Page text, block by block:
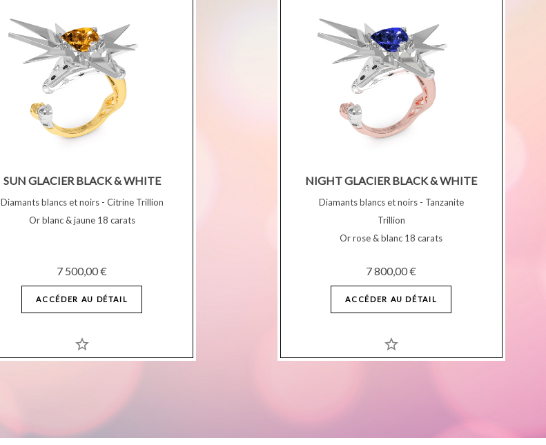
SUN GLACIER BLACK & WHITE
Diamants blancs et noirs - Citrine Trillion
Or blanc & jaune 18 carats
7 500,00 €
ACCÉDER AU DÉTAIL
star_border
NIGHT GLACIER BLACK & WHITE
Diamants blancs et noirs - Tanzanite
Trillion
Or rose & blanc 18 carats
7 800,00 €
ACCÉDER AU DÉTAIL
star_border